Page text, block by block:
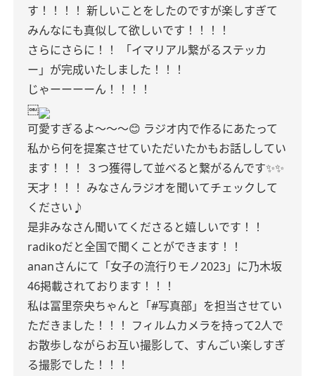
す！！！！ 新しいことをしたのですが楽しすぎて
みんなにも真似して欲しいです！！！！
さらにさらに！！
「イマリアル繋がるステッカ
ー」が完成いたしました！！！
じゃーーーーん！！！！
￼
可愛すぎるよ〜〜〜😊 ラジオ内で作るにあたって
私から何を提案させていただいたかもお話ししてい
ます！！！
３つ獲得して並べると繋がるんです✨✨
天才！！！ みなさんラジオを聞いてチェックして
ください♪
是非みなさん聞いてくださると嬉しいです！！
radikoだと全国で聞くことができます！！
ananさんにて「女子の流行りモノ2023」に乃木坂
46掲載されております！！！
私は冨里奈央ちゃんと「#写真部」を担当させてい
ただきました！！！ フィルムカメラを持って2人で
お散歩しながらお互い撮影して、すんごい楽しすぎ
る撮影でした！！！